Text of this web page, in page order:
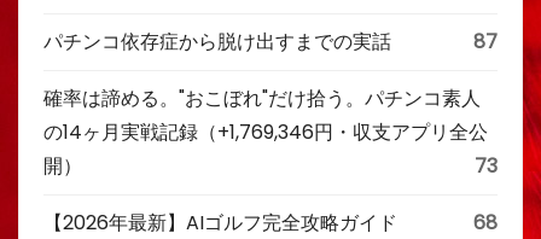
パチンコ依存症から脱け出すまでの実話 87
確率は諦める。"おこぼれ"だけ拾う。パチンコ素人
の14ヶ月実戦記録（+1,769,346円・収支アプリ全公
開）
73
【2026年最新】AIゴルフ完全攻略ガイド 68